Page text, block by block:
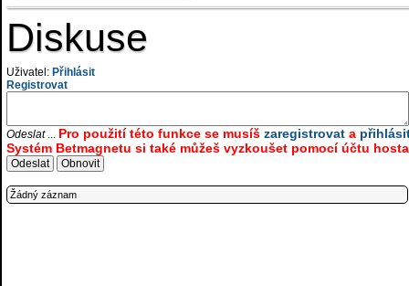
Diskuse
Uživatel: Přihlásit
Registrovat
Odeslat... Pro použití této funkce se musíš zaregistrovat a
Systém Betmagnetu si také můžeš vyzkoušet pomocí účtu
Žádný záznam